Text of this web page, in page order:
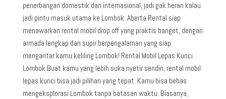
penerbangan domestik dan internasional, jadi gak heran kalau
jadi pintu masuk utama ke Lombok. Aberta Rental siap
menawarkan rental mobil drop off yang praktis banget, dengan
armada lengkap dan supir berpengalaman yang siap
mengantar kamu keliling Lombok! Rental Mobil Lepas Kunci
Lombok Buat kamu yang lebih suka nyetir sendiri, rental mobil
lepas kunci bisa jadi pilihan yang tepat. Kamu bisa bebas
mengeksplorasi Lombok tanpa batasan waktu. Biasanya,